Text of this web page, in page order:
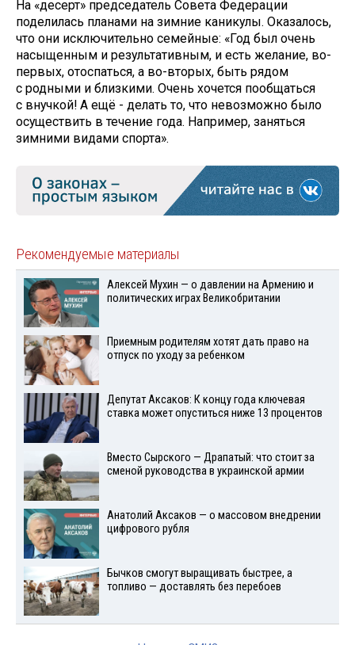
На «десерт» председатель Совета Федерации
поделилась планами на зимние каникулы. Оказалось,
что они исключительно семейные: «Год был очень
насыщенным и результативным, и есть желание, во-
первых, отоспаться, а во-вторых, быть рядом
с родными и близкими. Очень хочется пообщаться
с внучкой! А ещё - делать то, что невозможно было
осуществить в течение года. Например, заняться
зимними видами спорта».
Рекомендуемые материалы
Алексей Мухин — о давлении на Армению и
политических играх Великобритании
Приемным родителям хотят дать право на
отпуск по уходу за ребенком
Депутат Аксаков: К концу года ключевая
ставка может опуститься ниже 13 процентов
Вместо Сырского — Драпатый: что стоит за
сменой руководства в украинской армии
Анатолий Аксаков — о массовом внедрении
цифрового рубля
Бычков смогут выращивать быстрее, а
топливо — доставлять без перебоев